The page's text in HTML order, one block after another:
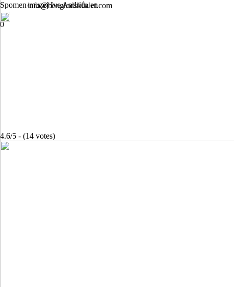
info@beogradskiizlet.com
Spomen-muzej Ive Andrića en
0
4.6/5 - (14 votes)